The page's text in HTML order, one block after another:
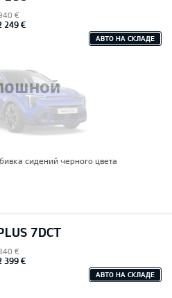
€
249 €
АВТО НА СКЛАДЕ
сидений черного цвета
7DCT
€
399 €
АВТО НА СКЛАДЕ